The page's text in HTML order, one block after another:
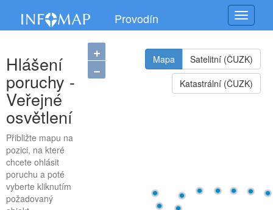
Provodín
+
−
Mapa
Satelitní (ČUZK)
Katastrální (ČUZK)
Hlášení
poruchy -
Veřejné
osvětlení
Přibližte mapu na
pozici, na které
chcete ohlásit
poruchu a poté
vyberte kliknutím
požadovaný